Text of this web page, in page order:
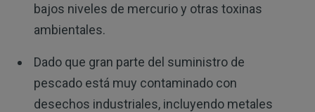
bajos niveles de mercurio y otras toxinas
ambientales.
Dado que gran parte del suministro de
pescado está muy contaminado con
desechos industriales, incluyendo metales